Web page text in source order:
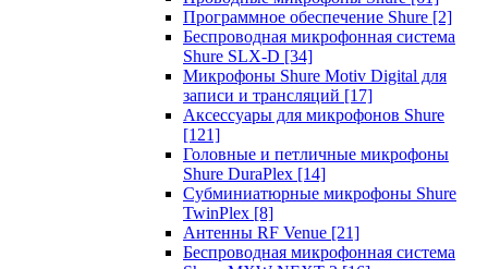
Программное обеспечение Shure [2]
Беспроводная микрофонная система
Shure SLX-D [34]
Микрофоны Shure Motiv Digital для
записи и трансляций [17]
Аксессуары для микрофонов Shure
[121]
Головные и петличные микрофоны
Shure DuraPlex [14]
Субминиатюрные микрофоны Shure
TwinPlex [8]
Антенны RF Venue [21]
Беспроводная микрофонная система